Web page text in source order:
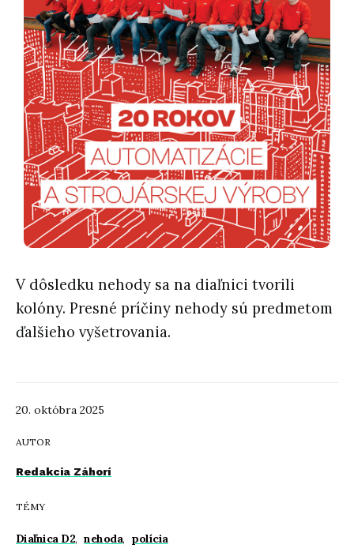
20. októbra 2025
AUTOR
Redakcia Záhorí
TÉMY
Diaľnica D2, nehoda, polícia
V dôsledku nehody sa na diaľnici tvorili
kolóny. Presné príčiny nehody sú predmetom
ďalšieho vyšetrovania.